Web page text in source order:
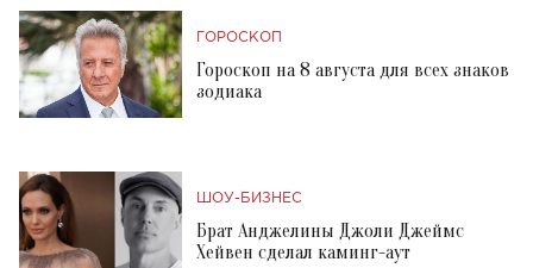
ГОРОСКОП
Гороскоп на 8 августа для всех знаков
зодиака
ШОУ-БИЗНЕС
Брат Анджелины Джоли Джеймс
Хейвен сделал каминг-аут